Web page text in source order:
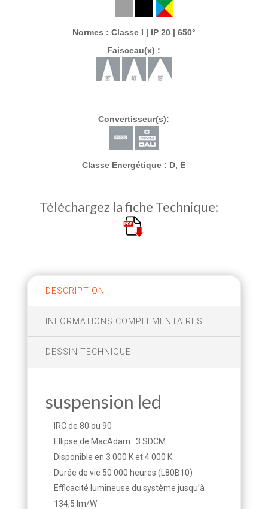
Normes : Classe I | IP 20 | 650°
Faisceau(x) :
Convertisseur(s):
Classe Energétique : D, E
Téléchargez la fiche Technique:
DESCRIPTION
INFORMATIONS COMPLEMENTAIRES
DESSIN TECHNIQUE
suspension led
IRC de 80 ou 90
Ellipse de MacAdam : 3 SDCM
Disponible en 3 000 K et 4 000 K
Durée de vie 50 000 heures (L80B10)
Efficacité lumineuse du système jusqu’à
134,5 lm/W